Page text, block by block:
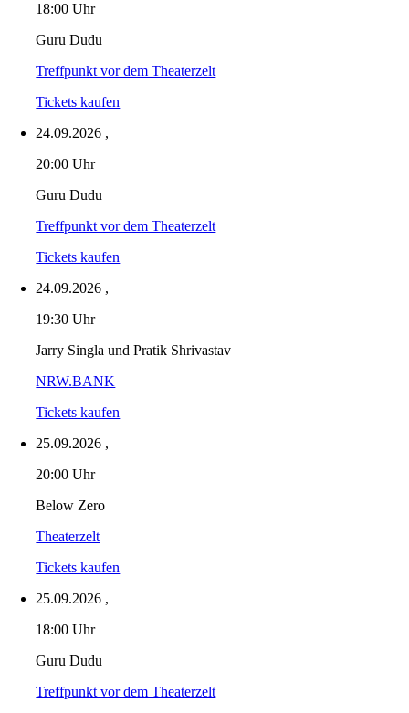
18:00 Uhr
Guru Dudu
Treffpunkt vor dem Theaterzelt
Tickets kaufen
24.09.2026 ,
20:00 Uhr
Guru Dudu
Treffpunkt vor dem Theaterzelt
Tickets kaufen
24.09.2026 ,
19:30 Uhr
Jarry Singla und Pratik Shrivastav
NRW.BANK
Tickets kaufen
25.09.2026 ,
20:00 Uhr
Below Zero
Theaterzelt
Tickets kaufen
25.09.2026 ,
18:00 Uhr
Guru Dudu
Treffpunkt vor dem Theaterzelt